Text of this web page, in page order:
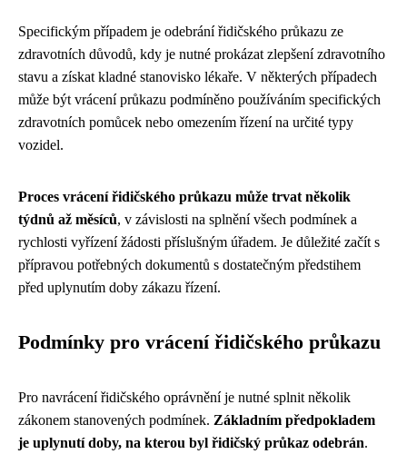
Specifickým případem je odebrání řidičského průkazu ze
zdravotních důvodů, kdy je nutné prokázat zlepšení zdravotního
stavu a získat kladné stanovisko lékaře. V některých případech
může být vrácení průkazu podmíněno používáním specifických
zdravotních pomůcek nebo omezením řízení na určité typy
vozidel.
Proces vrácení řidičského průkazu může trvat několik
týdnů až měsíců, v závislosti na splnění všech podmínek a
rychlosti vyřízení žádosti příslušným úřadem. Je důležité začít s
přípravou potřebných dokumentů s dostatečným předstihem
před uplynutím doby zákazu řízení.
Podmínky pro vrácení řidičského průkazu
Pro navrácení řidičského oprávnění je nutné splnit několik
zákonem stanovených podmínek. Základním předpokladem
je uplynutí doby, na kterou byl řidičský průkaz odebrán.